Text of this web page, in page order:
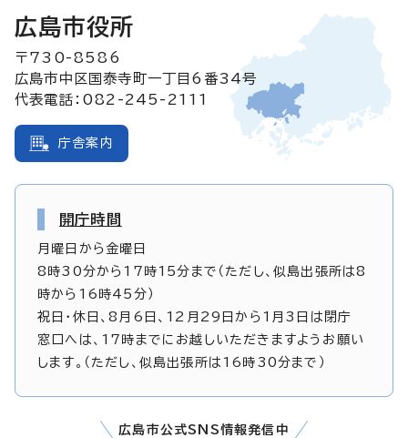
広島市役所
〒730-8586
広島市中区国泰寺町一丁目6番34号
代表電話：082-245-2111
庁舎案内
開庁時間
月曜日から金曜日
8時30分から17時15分まで（ただし、似島出張所は8
時から16時45分）
祝日・休日、8月6日、12月29日から1月3日は閉庁
窓口へは、17時までにお越しいただきますようお願い
します。（ただし、似島出張所は16時30分まで）
広島市公式SNS情報発信中